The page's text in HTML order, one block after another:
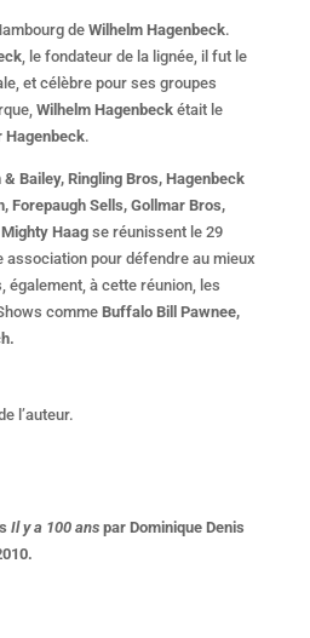
de Wilhelm Hagenbeck.
, le fondateur de la lignée, il fut le
et célèbre pour ses groupes
Wilhelm Hagenbeckétait le
Hagenbeck.
Bailey, Ringling Bros, Hagenbeck
Forepaugh Sells, Gollmar Bros,
Mighty Haagse réunissent le 29
pour défendre au mieux
également, à cette réunion, les
comme Buffalo Bill Pawnee,
l’auteur.
Il y a 100 anspar Dominique Denis